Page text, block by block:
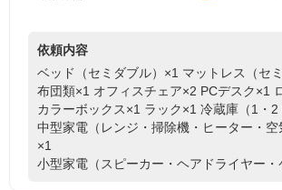
依頼内容
ベッド（セミダブル）×1 マットレス（セ
布団類×1 オフィスチェア×2 PCデスク×1
カラーボックス×1 ラック×1 冷蔵庫（1・2
中型家電（レンジ・掃除機・ヒーター・空
×1
小型家電（スピーカー・ヘアドライヤー